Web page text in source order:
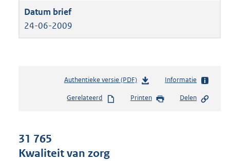
24-06-2009
Authentieke versie (PDF)b
s
Informatie
Gerelateerd Printen Delen
31 765
Kwaliteit van zorg